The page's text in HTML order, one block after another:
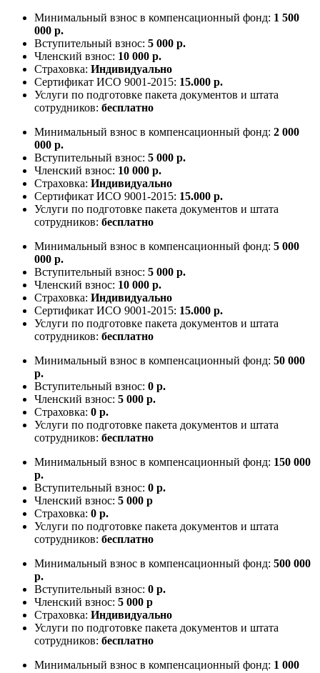
Минимальный взнос в компенсационный фонд: 1 500
000 р.
Вступительный взнос: 5 000 р.
Членский взнос: 10 000 р.
Страховка: Индивидуально
Сертификат ИСО 9001-2015: 15.000 р.
Услуги по подготовке пакета документов и штата
сотрудников: бесплатно
Минимальный взнос в компенсационный фонд: 2 000
000 р.
Вступительный взнос: 5 000 р.
Членский взнос: 10 000 р.
Страховка: Индивидуально
Сертификат ИСО 9001-2015: 15.000 р.
Услуги по подготовке пакета документов и штата
сотрудников: бесплатно
Минимальный взнос в компенсационный фонд: 5 000
000 р.
Вступительный взнос: 5 000 р.
Членский взнос: 10 000 р.
Страховка: Индивидуально
Сертификат ИСО 9001-2015: 15.000 р.
Услуги по подготовке пакета документов и штата
сотрудников: бесплатно
Минимальный взнос в компенсационный фонд: 50 000
р.
Вступительный взнос: 0 р.
Членский взнос: 5 000 р.
Страховка: 0 р.
Услуги по подготовке пакета документов и штата
сотрудников: бесплатно
Минимальный взнос в компенсационный фонд: 150 000
р.
Вступительный взнос: 0 р.
Членский взнос: 5 000 р
Страховка: 0 р.
Услуги по подготовке пакета документов и штата
сотрудников: бесплатно
Минимальный взнос в компенсационный фонд: 500 000
р.
Вступительный взнос: 0 р.
Членский взнос: 5 000 р
Страховка: Индивидуально
Услуги по подготовке пакета документов и штата
сотрудников: бесплатно
Минимальный взнос в компенсационный фонд: 1 000